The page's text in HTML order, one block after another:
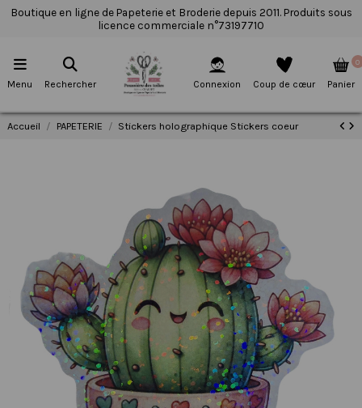
Boutique en ligne de Papeterie et Broderie depuis 2011. Produits sous
licence commerciale n°73197710
Menu Rechercher Connexion Coup de cœur
0
Panier
Accueil PAPETERIE Stickers holographique Stickers coeur